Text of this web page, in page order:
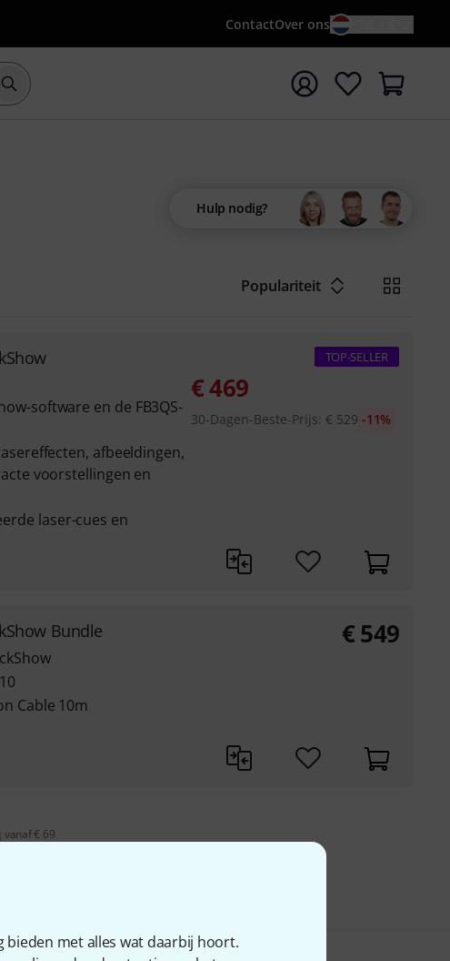
bieden met alles wat daarbij hoort.
ContactOver ons
Zoek met zoekterm {searchTerm}
Hulp nodig?
Populariteit
software en de FB3QS-
afbeeldingen,
voorstellingen en
laser-cues en
TOP-SELLER
€469
30-Dagen-Beste-Prijs: € 529 -11%
Bundle
Cable 10m
€549
vanaf € 69